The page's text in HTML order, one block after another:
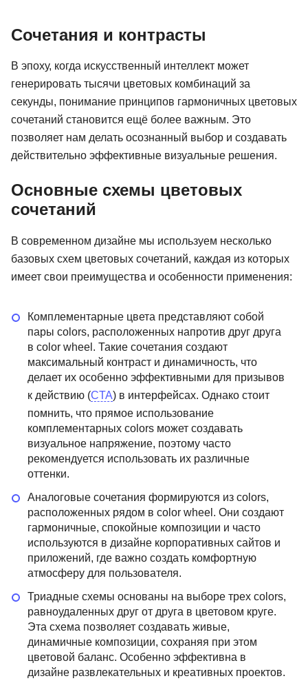
Сочетания и контрасты
В эпоху, когда искусственный интеллект может
генерировать тысячи цветовых комбинаций за
секунды, понимание принципов гармоничных цветовых
сочетаний становится ещё более важным. Это
позволяет нам делать осознанный выбор и создавать
действительно эффективные визуальные решения.
Основные схемы цветовых
сочетаний
В современном дизайне мы используем несколько
базовых схем цветовых сочетаний, каждая из которых
имеет свои преимущества и особенности применения:
Комплементарные цвета представляют собой
пары colors, расположенных напротив друг друга
в color wheel. Такие сочетания создают
максимальный контраст и динамичность, что
делает их особенно эффективными для призывов
к действию (CTA) в интерфейсах. Однако стоит
помнить, что прямое использование
комплементарных colors может создавать
визуальное напряжение, поэтому часто
рекомендуется использовать их различные
оттенки.
Аналоговые сочетания формируются из colors,
расположенных рядом в color wheel. Они создают
гармоничные, спокойные композиции и часто
используются в дизайне корпоративных сайтов и
приложений, где важно создать комфортную
атмосферу для пользователя.
Триадные схемы основаны на выборе трех colors,
равноудаленных друг от друга в цветовом круге.
Эта схема позволяет создавать живые,
динамичные композиции, сохраняя при этом
цветовой баланс. Особенно эффективна в
дизайне развлекательных и креативных проектов.
Подробнее Цена 15 600 ₽ Подробнее